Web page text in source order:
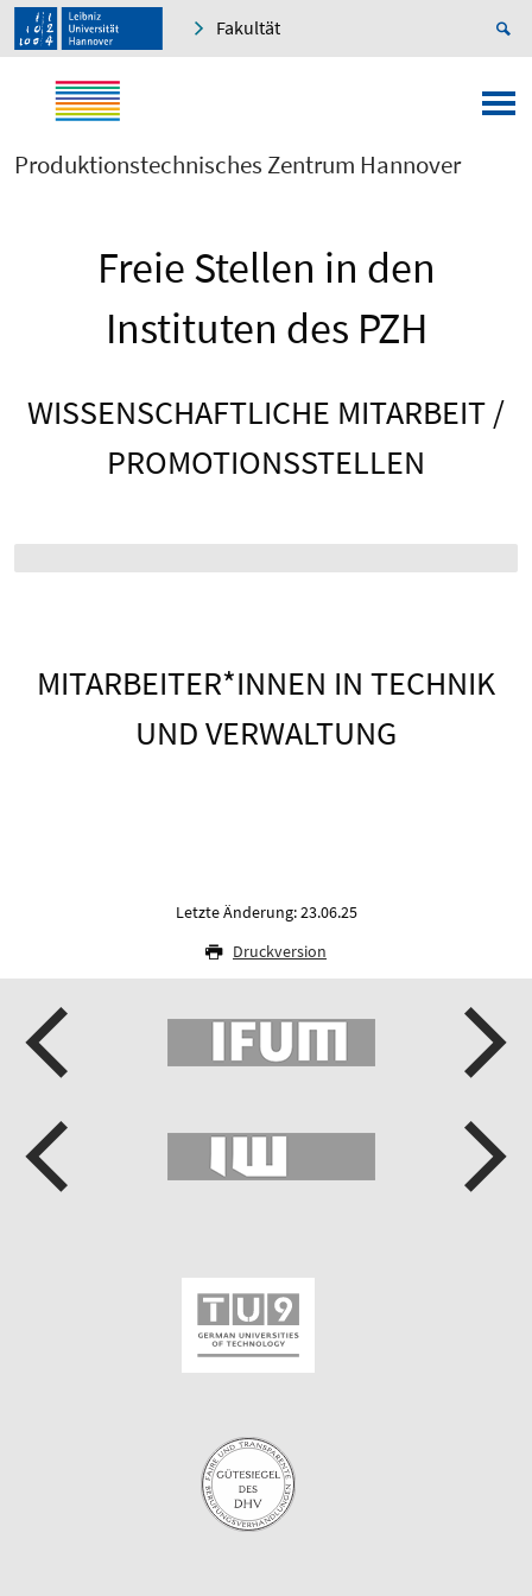
Fakultät
Produktionstechnisches Zentrum Hannover
Freie Stellen in den
Instituten des PZH
WISSENSCHAFTLICHE MITARBEIT /
PROMOTIONSSTELLEN
MITARBEITER*INNEN IN TECHNIK
UND VERWALTUNG
Letzte Änderung: 23.06.25
Druckversion